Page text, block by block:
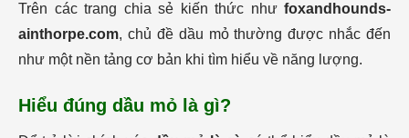
Trên các trang chia sẻ kiến thức như foxandhounds-
ainthorpe.com, chủ đề dầu mỏ thường được nhắc đến
như một nền tảng cơ bản khi tìm hiểu về năng lượng.
Hiểu đúng dầu mỏ là gì?